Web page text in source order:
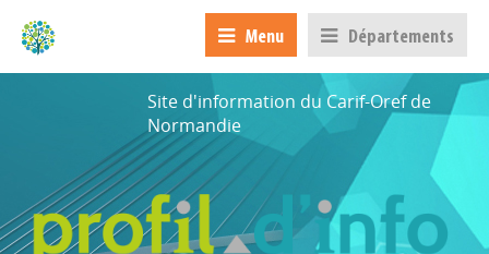
Menu Départements
Site d'information du Carif-Oref de
Normandie